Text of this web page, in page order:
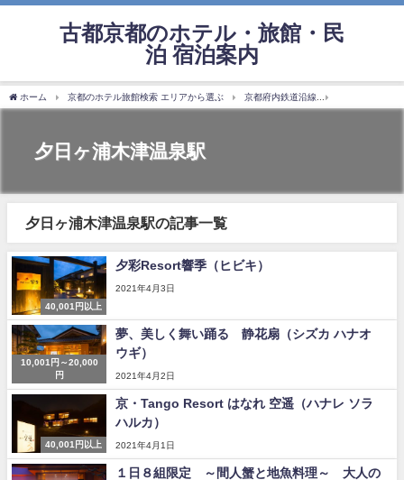
古都京都のホテル・旅館・民
泊 宿泊案内
ホーム 京都のホテル旅館検索 エリアから選ぶ 京都府内鉄道沿線
夕日ヶ浦木津温泉駅
夕日ヶ浦木津温泉駅の記事一覧
40,001円以上
夕彩Resort響季（ヒビキ）
2021年4月3日
10,001円～20,000
円
夢、美しく舞い踊る 静花扇（シズカ ハナオ
ウギ）
2021年4月2日
40,001円以上
京・Tango Resort はなれ 空遥（ハナレ ソラ
ハルカ）
2021年4月1日
１日８組限定 ～間人蟹と地魚料理～ 大人の